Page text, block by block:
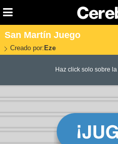
San Martín Juego
Creado por: Eze
Haz click solo sobre